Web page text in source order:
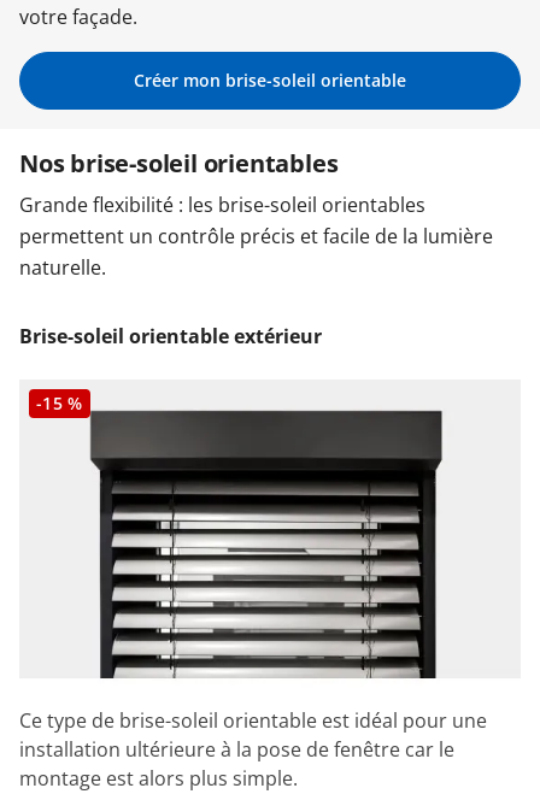
Garages & Carports
M'identifier
votre façade.
Créer mon brise-soleil orientable
Nos brise-soleil orientables
Grande flexibilité : les brise-soleil orientables
permettent un contrôle précis et facile de la lumière
naturelle.
Brise-soleil orientable extérieur
-15 %
Ce type de brise-soleil orientable est idéal pour une
installation ultérieure à la pose de fenêtre car le
montage est alors plus simple.